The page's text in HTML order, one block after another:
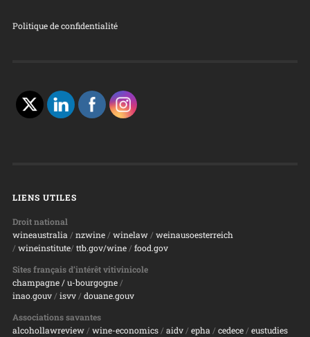
Politique de confidentialité
LIENS UTILES
Droit national
wineaustralia / nzwine/ winelaw/ weinausoesterreich
/ wineinstitute/ ttb.gov/wine/ food.gov
Sites français d’intérêt vitivinicole
champagne/ u-bourgogne/
inao.gouv/ isvv/ douane.gouv
Associations savantes
alcohollawreview/ wine-economics/ aidv/ epha / cedece/ eustudies